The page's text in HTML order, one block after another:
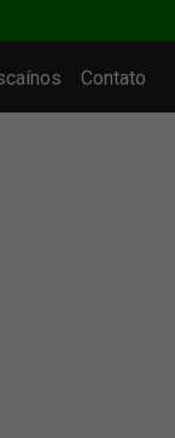
Contato